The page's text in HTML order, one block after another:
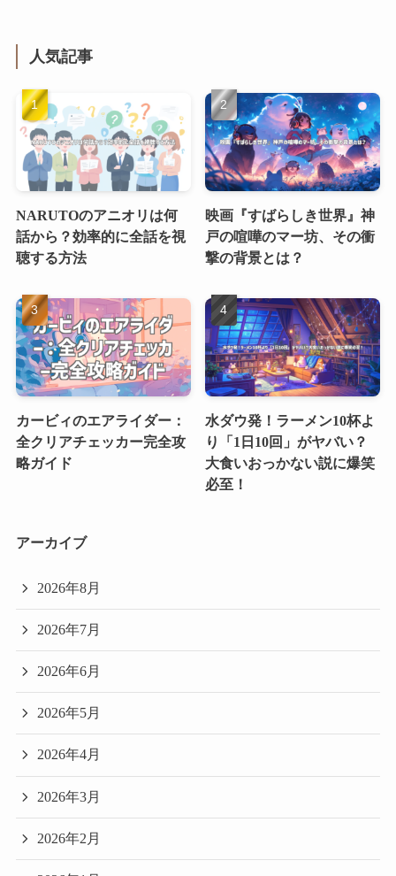
人気記事
NARUTOのアニオリは何
話から？効率的に全話を視
聴する方法
映画『すばらしき世界』神
戸の喧嘩のマー坊、その衝
撃の背景とは？
カービィのエアライダー：
全クリアチェッカー完全攻
略ガイド
水ダウ発！ラーメン10杯よ
り「1日10回」がヤバい？
大食いおっかない説に爆笑
必至！
アーカイブ
2026年8月
2026年7月
2026年6月
2026年5月
2026年4月
2026年3月
2026年2月